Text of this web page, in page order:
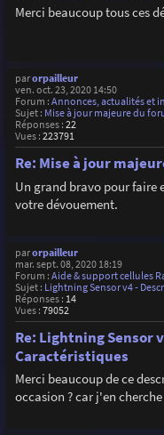
Merci beaucoup tous ces
parorpailleur
ven. oct. 23, 2020 14:50
Forum : Annonces, actualités et
Sujet : Mise à jour majeure du
Réponses : 22
Vues : 223791
Re: Mise à jour
Un grand bravo pour faire
votre dévouement.
parorpailleur
mar. sept. 08, 2020 18:19
Forum : Aide & support cellules
Sujet : Lightning Sensor v4 -
Réponses : 14
Vues : 79052
Re: Lightning Sensor
Caractéristiques
Merci beaucoup de ce
occasion ? car j'en